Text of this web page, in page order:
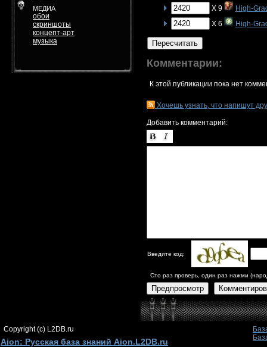
МЕДИА
обои
скриншоты
концепт-арт
музыка
X 9
High-
X 6
High-
Пересчитать
Комментарии:
К этой публикации пока нет
Хочешь узнать, что напишут
Добавить комментарий:
Введите код:
Сто раз проверь, один раз нажми
Предпросмотр
Copyright (c) L2DB.ru
Aion: Русская база знаний Aion.L2DB.ru